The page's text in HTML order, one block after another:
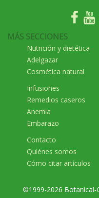
MÁS SECCIONES
Nutrición y dietética
Adelgazar
Cosmética natural
Infusiones
Remedios caseros
Anemia
Embarazo
Contacto
Quiénes somos
Cómo citar artículos
©1999-2026 Botanical-